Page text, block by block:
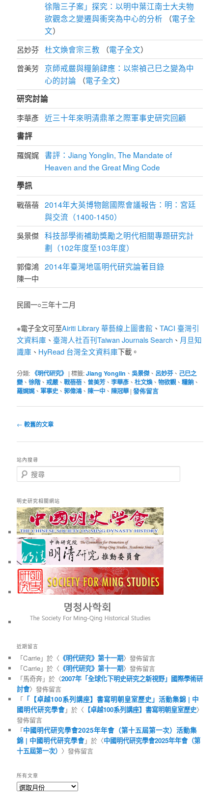
徐階三子案」探究：以明中葉江南士大夫物
欲觀念之變遷與衝突為中心的分析 （電子全
文）
呂妙芬 杜文煥會宗三教 （電子全文）
曾美芳
京師戒嚴與糧餉肆應：以崇禎己巳之變為中
心的討論 （電子全文）
研究討論
李華彥 近三十年來明清鼎革之際軍事史研究回顧
書評
羅娓娓 書評：Jiang Yonglin, The Mandate of
Heaven and the Great Ming Code
學訊
戰蓓蓓 2014年大英博物館國際會議報告：明：宮廷
與交流（1400-1450）
吳景傑 科技部學術補助獎勵之明代相關專題研究計
劃（102年度至103年度）
郭偉鴻
陳一中
2014年臺灣地區明代研究論著目錄
民國一○三年十二月
※電子全文可至Airiti Library 華藝線上圖書館 、TACI 臺灣引
文資料庫 、 臺灣人社百刊Taiwan Journals Search 、 月旦知
識庫 、 HyRead 台灣全文資料庫下載。
分類: 《明代研究》 |標籤:Jiang Yonglin 、吳景傑、 呂妙芬、 己巳之
變、徐階、戒嚴、戰蓓蓓、 曾美芳、李華彥、杜文煥、物欲觀、糧餉、
羅娓娓、軍事史 、郭偉鴻、 陳一中 、 陳冠華 |發佈留言
文
導
覽
← 較舊的文章
站內搜尋
搜
尋
明史研究相關網站
近期留言
「Carrie」於〈 《明代研究》第十一期〉發佈留言
「Carrie」於〈 《明代研究》第十一期〉發佈留言
「馬奇奔」於〈2007年「全球化下明史研究之新視野」國際學術研
討會〉發佈留言
「 「【卓越100系列講座】書寫明朝皇室歷史」活動集錦 | 中
國明代研究學會」於〈 【卓越100系列講座】書寫明朝皇室歷史〉
發佈留言
「中國明代研究學會2025年年會（第十五屆第一次）活動集
錦 | 中國明代研究學會」於〈中國明代研究學會2025年年會（第
十五屆第一次） 〉發佈留言
所有文章
所